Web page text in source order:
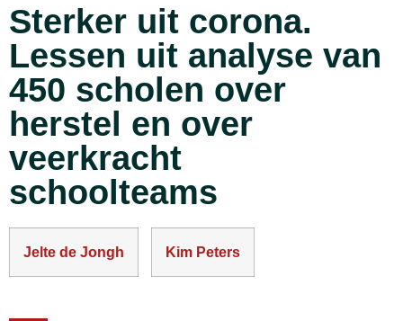
Sterker uit corona.
Lessen uit analyse van
450 scholen over
herstel en over
veerkracht
schoolteams
Jelte de Jongh Kim Peters